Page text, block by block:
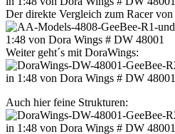
Der direkte Vergleich zum Racer
Weiter geht´s mit DoraWings:
Auch hier feine Strukturen: